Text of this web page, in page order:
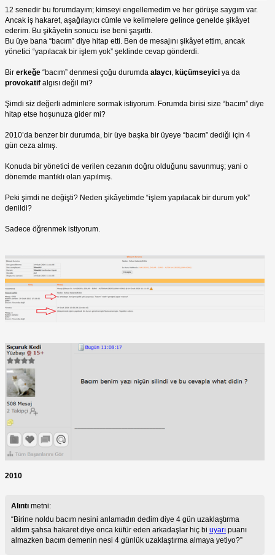
12 senedir bu forumdayım; kimseyi engellemedim ve her görüşe saygım var.
Ancak iş hakaret, aşağılayıcı cümle ve kelimelere gelince genelde şikâyet
ederim. Bu şikâyetin sonucu ise beni şaşırttı.
Bu üye bana “bacım” diye hitap etti. Ben de mesajını şikâyet ettim, ancak
yönetici “yapılacak bir işlem yok” şeklinde cevap gönderdi.
Bir erkeğe “bacım” denmesi çoğu durumda alaycı küçümseyici ya da
provokatif algısı değil mi?
Şimdi siz değerli adminlere sormak istiyorum. Forumda birisi size “bacım” diye
hitap etse hoşunuza gider mi?
2010’da benzer bir durumda, bir üye başka bir üyeye “bacım” dediği için 4
gün ceza almış.
Konuda bir yönetici de verilen cezanın doğru olduğunu savunmuş; yani o
dönemde mantıklı olan yapılmış.
Peki şimdi ne değişti? Neden şikâyetimde “işlem yapılacak bir durum yok”
denildi?
Sadece öğrenmek istiyorum.
2010
Alıntı metni:
Birine noldu bacım nesini anlamadın dedim diye 4 gün uzaklaştırma
aldım şahsa hakaret diye onca küfür eden arkadaşlar hiç bi uyarı puanı
almazken bacım demenin nesi 4 günlük uzaklaştırma almaya yetiyo?